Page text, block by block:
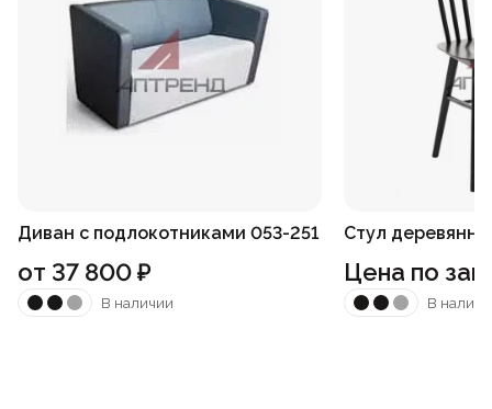
Диван с подлокотниками 053-251
от 37 800₽
В наличии
Стул
Цена по
В